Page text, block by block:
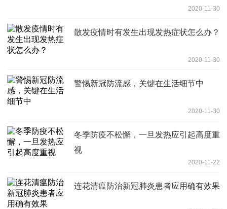
2020-11-30
散发疫情时有发生出现发热症状怎么办？
2020-11-30
警惕新冠防流感，关键在生活细节中
2020-11-30
冬季防疫不松懈，一旦发热应引起高度重
视
2020-11-22
连花清瘟防治新冠肺炎患者应用确有效果